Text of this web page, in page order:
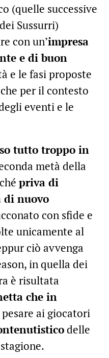
(quelle successive
Sussurri)
con un’impresa
e di buon
e le fasi proposte
per il contesto
eventi e le
tutto troppo in
metà della
priva di
di nuovo
con sfide e
unicamente al
ciò avvenga
in quella dei
è risultata
che in
ai giocatori
delle